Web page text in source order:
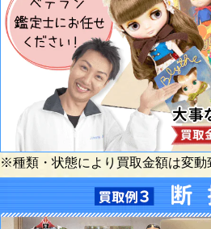
※種類・状態により買取金額は変動